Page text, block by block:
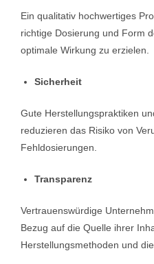
Ein qualitativ hochwertiges
richtige Dosierung und Form
optimale Wirkung zu erzielen.
Sicherheit
Gute Herstellungspraktiken
reduzieren das Risiko von
Fehldosierungen.
Transparenz
Vertrauenswürdige
Bezug auf die Quelle ihrer
Herstellungsmethoden und